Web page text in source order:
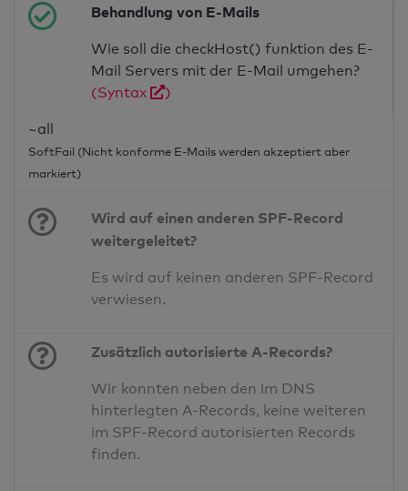
Behandlung von E-Mails
Wie soll die checkHost() funktion des E-
Mail Servers mit der E-Mail umgehen?
(Syntax
)
~all
SoftFail (Nicht konforme E-Mails werden akzeptiert aber
markiert)
Wird auf einen anderen SPF-Record
weitergeleitet?
Es wird auf keinen anderen SPF-Record
verwiesen.
Zusätzlich autorisierte A-Records?
Wir konnten neben den im DNS
hinterlegten A-Records, keine weiteren
im SPF-Record autorisierten Records
finden.